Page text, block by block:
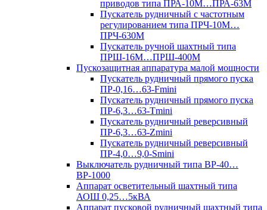
приводов типа ПРА-10М…ПРА-63М
Пускатель рудничный с частотным
регулированием типа ПРЧ-10М…
ПРЧ-630М
Пускатель ручной шахтный типа
ПРШ-16М…ПРШ-400М
Пускозащитная аппаратура малой мощности
Пускатель рудничный прямого пуска
ПР-0,16…63-Fmini
Пускатель рудничный прямого пуска
ПР-6,3…63-Tmini
Пускатель рудничный реверсивный
ПР-6,3…63-Zmini
Пускатель рудничный реверсивный
ПР-4,0…9,0-Smini
Выключатель рудничный типа ВР-40…
ВР-1000
Аппарат осветительный шахтный типа
АОШ 0,25…5кВА
Аппарат пусковой рудничный шахтный типа